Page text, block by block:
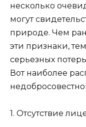
несколько
могут
природе. Чем
эти признаки,
серьезных
Вот наиболее
1. Отсутствие